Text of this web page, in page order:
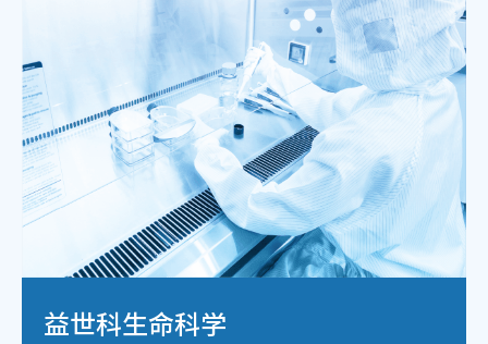
益世科生命科学